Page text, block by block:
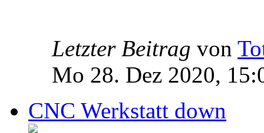
Letzter Beitrag von
Mo 28. Dez 2020,
CNC Werkstatt down